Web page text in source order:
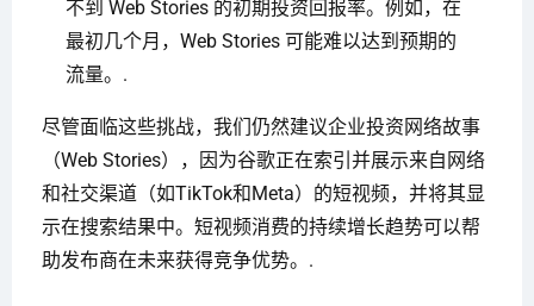
不到 Web Stories 的初期投资回报率。例如，在
最初几个月，Web Stories 可能难以达到预期的
流量。.
尽管面临这些挑战，我们仍然建议企业投资网络故事
（Web Stories），因为谷歌正在索引并展示来自网络
和社交渠道（如TikTok和Meta）的短视频，并将其显
示在搜索结果中。短视频消费的持续增长趋势可以帮
助发布商在未来获得竞争优势。.